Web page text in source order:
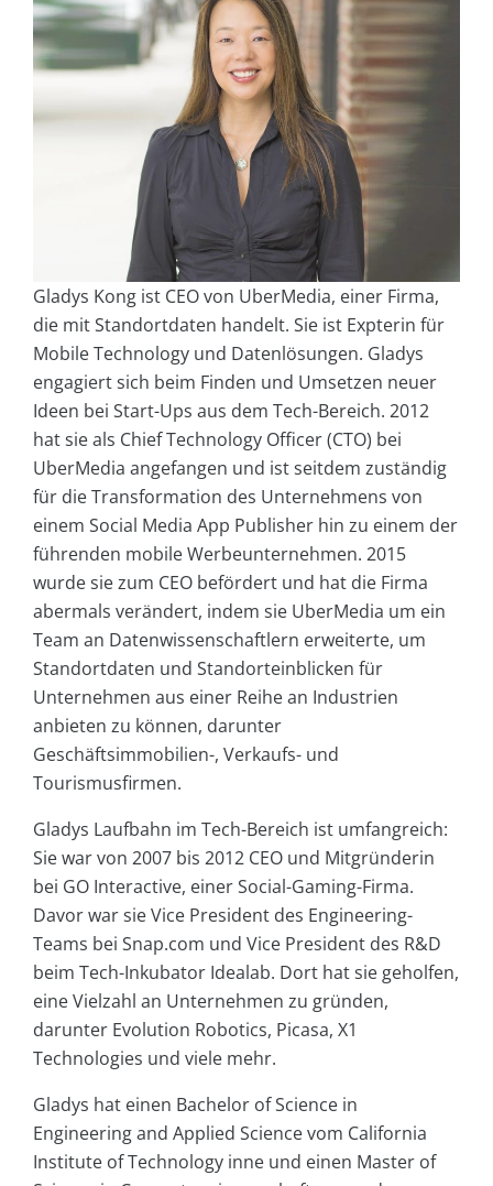
Gladys Kong ist CEO von UberMedia, einer Firma,
die mit Standortdaten handelt. Sie ist Expterin für
Mobile Technology und Datenlösungen. Gladys
engagiert sich beim Finden und Umsetzen neuer
Ideen bei Start-Ups aus dem Tech-Bereich. 2012
hat sie als Chief Technology Officer (CTO) bei
UberMedia angefangen und ist seitdem zuständig
für die Transformation des Unternehmens von
einem Social Media App Publisher hin zu einem der
führenden mobile Werbeunternehmen. 2015
wurde sie zum CEO befördert und hat die Firma
abermals verändert, indem sie UberMedia um ein
Team an Datenwissenschaftlern erweiterte, um
Standortdaten und Standorteinblicken für
Unternehmen aus einer Reihe an Industrien
anbieten zu können, darunter
Geschäftsimmobilien-, Verkaufs- und
Tourismusfirmen.
Gladys Laufbahn im Tech-Bereich ist umfangreich:
Sie war von 2007 bis 2012 CEO und Mitgründerin
bei GO Interactive, einer Social-Gaming-Firma.
Davor war sie Vice President des Engineering-
Teams bei Snap.com und Vice President des R&D
beim Tech-Inkubator Idealab. Dort hat sie geholfen,
eine Vielzahl an Unternehmen zu gründen,
darunter Evolution Robotics, Picasa, X1
Technologies und viele mehr.
Gladys hat einen Bachelor of Science in
Engineering and Applied Science vom California
Institute of Technology inne und einen Master of